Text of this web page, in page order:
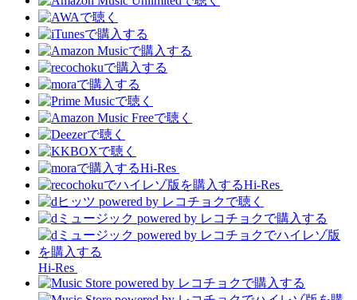
Hi-Res
Hi-Res
Hi-Res